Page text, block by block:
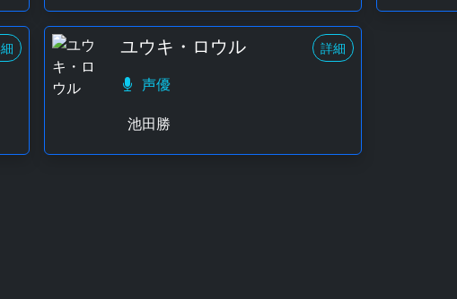
ユウキ・ロウル 詳細
声優
池田勝